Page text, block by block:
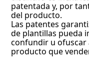
patentada y, por
del producto.
Las patentes
de plantillas pueda
confundir u ofuscar
producto que